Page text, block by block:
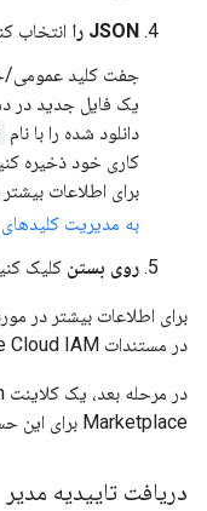
JSON را
انتخاب
جفت کلید عمومی/
دانلود شده را با نام
کاری خود ذخیره
برای اطلاعات
به مدیریت
روی بستن کلیک
برای اطلاعات بیشتر در
در مستندات Google Cloud IAM مراجعه کنید.
Marketplace برای این حساب سرویس ایجاد کنید.
دریافت تاییدیه مدیر